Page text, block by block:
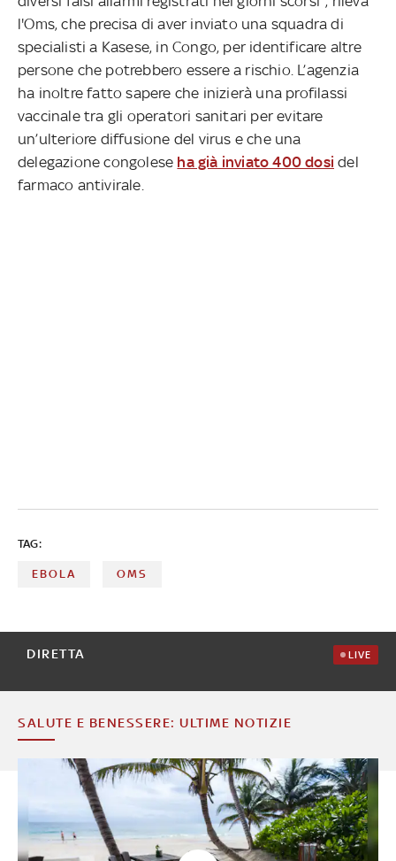
l'Oms, che precisa di aver inviato una squadra di
specialisti a Kasese, in Congo, per identificare altre
persone che potrebbero essere a rischio. L’agenzia
ha inoltre fatto sapere che inizierà una profilassi
vaccinale tra gli operatori sanitari per evitare
un’ulteriore diffusione del virus e che una
delegazione congolese ha già inviato 400 dosi del
farmaco antivirale.
TAG:
EBOLA OMS
DIRETTA LIVE
SALUTE E BENESSERE: ULTIME NOTIZIE